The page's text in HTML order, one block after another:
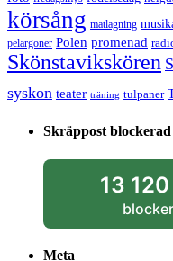
körsång matlagning
pelargoner Polen promenad
Skönstavikskören
syskon teater träning tulpaner
Skräppost blockerad
13
Meta